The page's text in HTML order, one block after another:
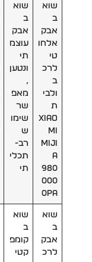
שוא
ב
אבק
אלחו
טי
לרכ
ב
ולבי
ת
Xiao
mi
Miji
a
980
000
0PA
שוא
ב
אבק
עוצמ
תי
ונטען
,
מאפ
שר
שימו
ש
רב-
תכלי
תי
שוא
ב
אבק
לרכ
שוא
ב
קומפ
קטי